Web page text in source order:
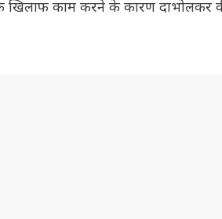
खिलाफ काम करने के कारण दाभोलकर